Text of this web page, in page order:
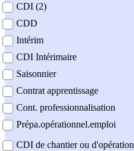
contrat
CDI (2)
CDD
Intérim
CDI Intérimaire
Saisonnier
Contrat apprentissage
Cont. professionnalisation
Prépa.opérationnel.emploi
CDI de chantier ou d'opération